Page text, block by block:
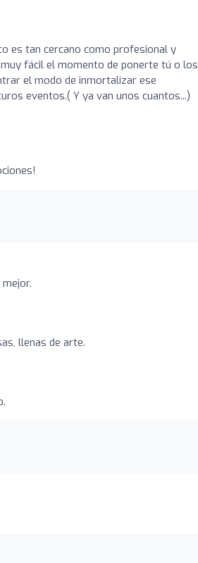
es tan cercano como profesional y
fácil el momento de ponerte tú o los
el modo de inmortalizar ese
eventos.( Y ya van unos cuantos...)
llenas de arte.